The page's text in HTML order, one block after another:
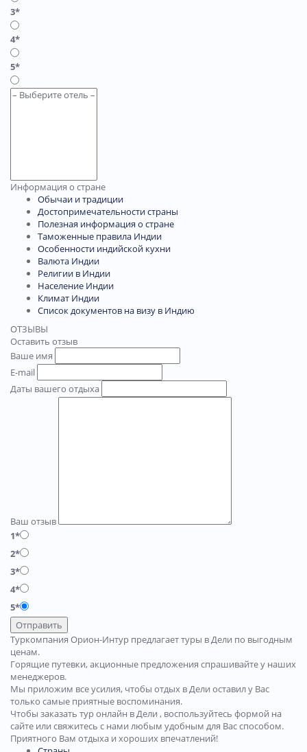
3*
4*
5*
Информация о стране
Обычаи и традиции
Достопримечательности страны
Полезная информация о стране
Таможенные правила Индии
Особенности индийской кухни
Валюта Индии
Религии в Индии
Население Индии
Климат Индии
Список документов на визу в Индию
ОТЗЫВЫ
Оставить отзыв
Ваше имя
E-mail
Даты вашего отдыха
Ваш отзыв
1*
2*
3*
4*
5*
Отправить
Туркомпания Орион-Интур предлагает туры в Дели по выгодным
ценам.
Горящие путевки, акционные предложения спрашивайте у наших
менеджеров.
Мы приложим все усилия, чтобы отдых в Дели оставил у Вас
только самые приятные воспоминания.
Чтобы заказать тур онлайн в Дели , воспользуйтесь формой на
сайте или свяжитесь с нами любым удобным для Вас способом.
Приятного Вам отдыха и хороших впечатлений!